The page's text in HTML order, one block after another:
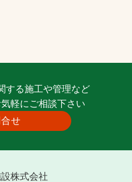
する施工や管理など
軽にご相談下さい
せ
株式会社